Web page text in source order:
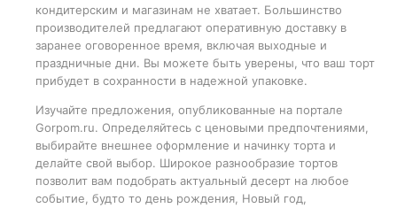
кондитерским и магазинам не хватает. Большинство
производителей предлагают оперативную доставку в
заранее оговоренное время, включая выходные и
праздничные дни. Вы можете быть уверены, что ваш торт
прибудет в сохранности в надежной упаковке.
Изучайте предложения, опубликованные на портале
Gorpom.ru. Определяйтесь с ценовыми предпочтениями,
выбирайте внешнее оформление и начинку торта и
делайте свой выбор. Широкое разнообразие тортов
позволит вам подобрать актуальный десерт на любое
событие, будто то день рождения, Новый год,